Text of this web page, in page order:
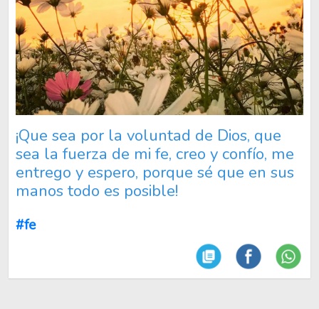
¡Que sea por la voluntad de Dios, que
sea la fuerza de mi fe, creo y confío, me
entrego y espero, porque sé que en sus
manos todo es posible!
#fe